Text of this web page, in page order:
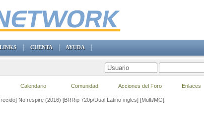
No respire (2016) [BRRip 720p/Dual Latino-ingles] [Multi/MG]
CUENTA AYUDA
Calendario Comunidad Acciones del Foro Enlaces